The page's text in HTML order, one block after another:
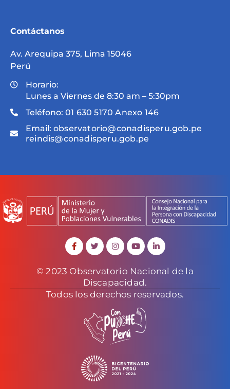
Contáctanos
Av. Arequipa 375, Lima 15046
Perú
Horario:
Lunes a Viernes de 8:30 am – 5:30pm
Teléfono: 01 630 5170 Anexo 146
Email: observatorio@conadisperu.gob.pe
reindis@conadisperu.gob.pe
© 2023 Observatorio Nacional de la
Discapacidad.
Todos los derechos reservados.